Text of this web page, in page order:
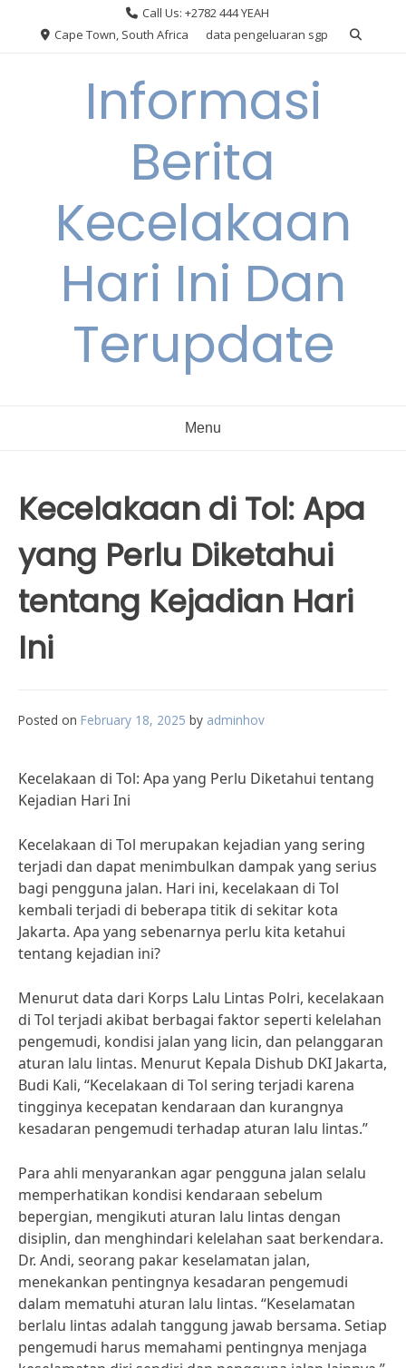
Call Us: +2782 444 YEAH
Cape Town, South Africa
data pengeluaran sgp
Informasi
Berita
Kecelakaan
Hari Ini Dan
Terupdate
Menu
Kecelakaan di Tol: Apa
yang Perlu Diketahui
tentang Kejadian Hari
Ini
Posted on February 18, 2025 by adminhov
Kecelakaan di Tol: Apa yang Perlu Diketahui tentang
Kejadian Hari Ini
Kecelakaan di Tol merupakan kejadian yang sering
terjadi dan dapat menimbulkan dampak yang serius
bagi pengguna jalan. Hari ini, kecelakaan di Tol
kembali terjadi di beberapa titik di sekitar kota
Jakarta. Apa yang sebenarnya perlu kita ketahui
tentang kejadian ini?
Menurut data dari Korps Lalu Lintas Polri, kecelakaan
di Tol terjadi akibat berbagai faktor seperti kelelahan
pengemudi, kondisi jalan yang licin, dan pelanggaran
aturan lalu lintas. Menurut Kepala Dishub DKI Jakarta,
Budi Kali, “Kecelakaan di Tol sering terjadi karena
tingginya kecepatan kendaraan dan kurangnya
kesadaran pengemudi terhadap aturan lalu lintas.”
Para ahli menyarankan agar pengguna jalan selalu
memperhatikan kondisi kendaraan sebelum
bepergian, mengikuti aturan lalu lintas dengan
disiplin, dan menghindari kelelahan saat berkendara.
Dr. Andi, seorang pakar keselamatan jalan,
menekankan pentingnya kesadaran pengemudi
dalam mematuhi aturan lalu lintas. “Keselamatan
berlalu lintas adalah tanggung jawab bersama. Setiap
pengemudi harus memahami pentingnya menjaga